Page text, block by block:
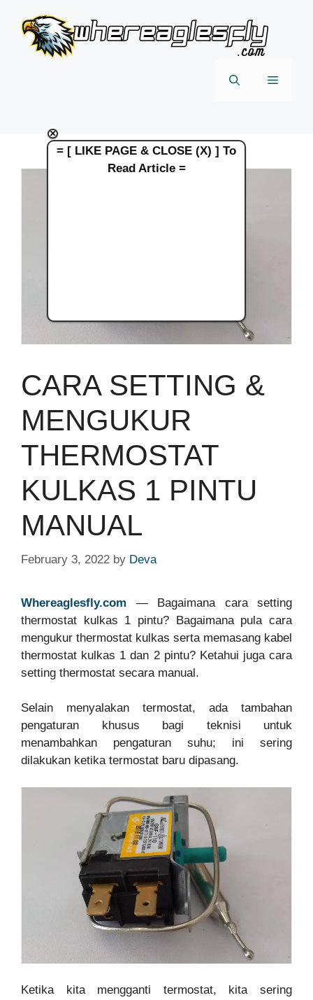
content
Menu
CARA SETTING &
MENGUKUR
THERMOSTAT
KULKAS 1 PINTU
MANUAL
February 3, 2022 by Deva
Whereaglesfly.com — Bagaimana cara setting
thermostat kulkas 1 pintu? Bagaimana pula cara
mengukur thermostat kulkas serta memasang kabel
thermostat kulkas 1 dan 2 pintu? Ketahui juga cara
setting thermostat secara manual.
Selain menyalakan termostat, ada tambahan
pengaturan khusus bagi teknisi untuk
menambahkan pengaturan suhu; ini sering
dilakukan ketika termostat baru dipasang.
Ketika kita mengganti termostat, kita sering
×
= [ LIKE PAGE & CLOSE (X) ] To
Read Article =